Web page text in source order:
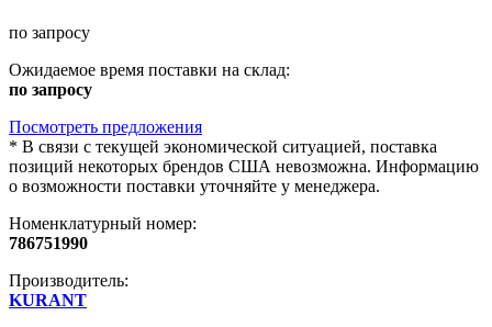
по запросу
Ожидаемое время поставки на склад:
по запросу
Посмотреть предложения
* В связи с текущей экономической ситуацией, поставка
позиций некоторых брендов США невозможна. Информацию
о возможности поставки уточняйте у менеджера.
Номенклатурный номер:
786751990
Производитель:
KURANT